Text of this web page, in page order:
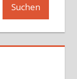
Suchen